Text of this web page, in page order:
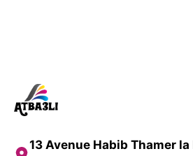
13 Avenue Habib Thamer la